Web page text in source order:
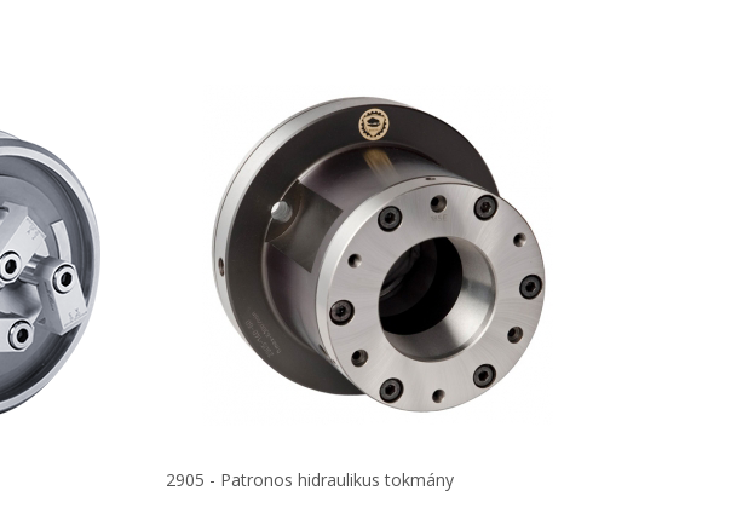
2905 - Patronos hidraulikus tokmány